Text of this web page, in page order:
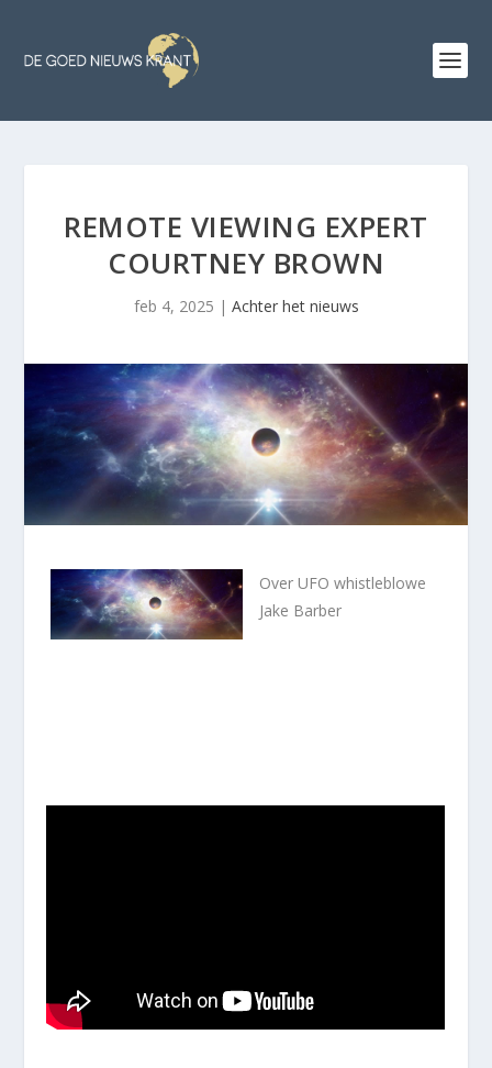
REMOTE VIEWING EXPERT
COURTNEY BROWN
feb 4, 2025 | Achter het nieuws
Over UFO whistleblowe
Jake Barber